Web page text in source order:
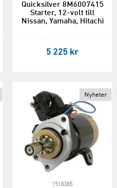
Quicksilver 8M6007415
Starter, 12-volt till
Nissan, Yamaha, Hitachi
5 225 kr
Nyheter
1518385